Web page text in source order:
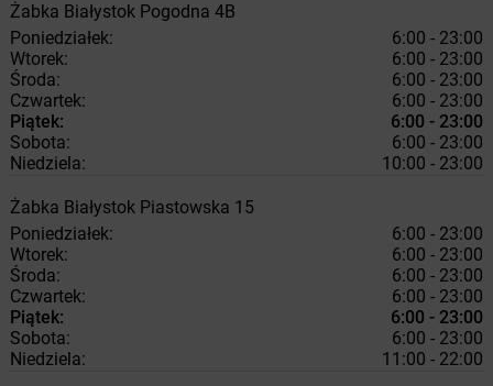
Żabka Białystok Pogodna 4B
Poniedziałek:
6:00 - 23:00
Wtorek:
6:00 - 23:00
Środa:
6:00 - 23:00
Czwartek:
6:00 - 23:00
Piątek:
6:00 - 23:00
Sobota:
6:00 - 23:00
Niedziela:
10:00 - 23:00
Żabka Białystok Piastowska 15
Poniedziałek:
6:00 - 23:00
Wtorek:
6:00 - 23:00
Środa:
6:00 - 23:00
Czwartek:
6:00 - 23:00
Piątek:
6:00 - 23:00
Sobota:
6:00 - 23:00
Niedziela:
11:00 - 22:00